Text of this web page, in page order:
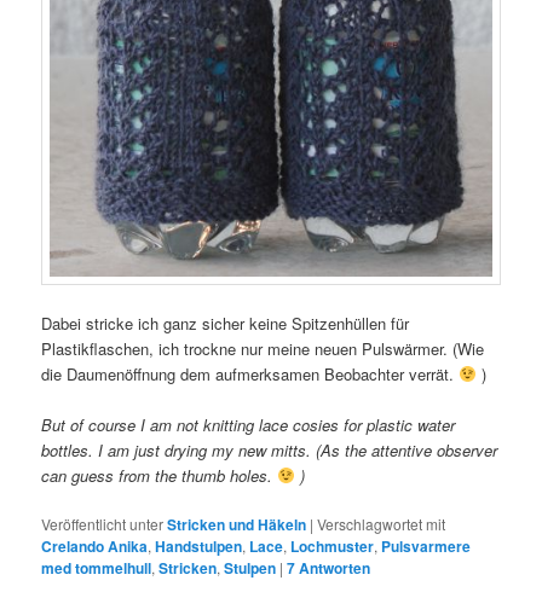
Dabei stricke ich ganz sicher keine Spitzenhüllen für
Plastikflaschen, ich trockne nur meine neuen Pulswärmer. (Wie
die Daumenöffnung dem aufmerksamen Beobachter verrät.
)
But of course I am not knitting lace cosies for plastic water
bottles. I am just drying my new mitts. (As the attentive observer
can guess from the thumb holes.
)
Veröffentlicht unterStricken und Häkeln |Verschlagwortet mit
Crelando Anika,Handstulpen, Lace, Lochmuster, Pulsvarmere
med tommelhull,Stricken,Stulpen |7Antworten